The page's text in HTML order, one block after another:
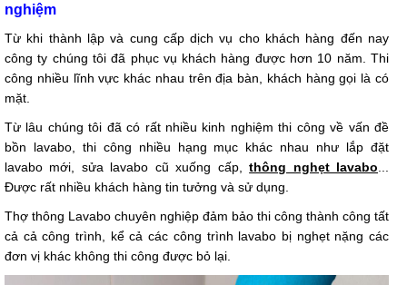
nghiệm
Từ khi thành lập và cung cấp dịch vụ cho khách hàng đến nay
công ty chúng tôi đã phục vụ khách hàng được hơn 10 năm. Thi
công nhiều lĩnh vực khác nhau trên địa bàn, khách hàng gọi là có
mặt.
Từ lâu chúng tôi đã có rất nhiều kinh nghiệm thi công về vấn đề
bồn lavabo, thi công nhiều hạng mục khác nhau như lắp đặt
lavabo mới, sửa lavabo cũ xuống cấp,thông nghẹt lavabo
Được rất nhiều khách hàng tin tưởng và sử dụng.
Thợ thông Lavabo chuyên nghiệp đảm bảo thi công thành công tất
cả cả công trình, kể cả các công trình lavabo bị nghẹt nặng các
đơn vị khác không thi công được bỏ lại.